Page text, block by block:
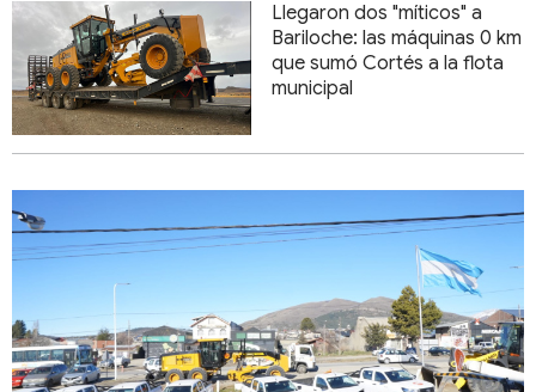
Llegaron dos "míticos" a
Bariloche: las máquinas 0 km
que sumó Cortés a la flota
municipal